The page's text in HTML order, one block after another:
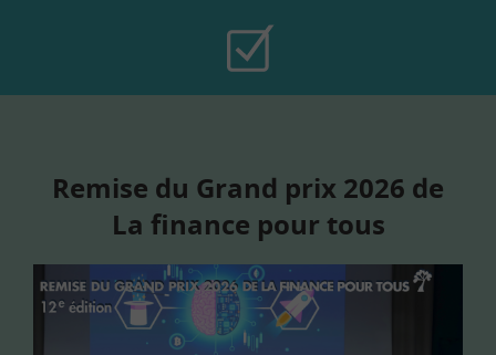
Remise du Grand prix 2026 de
La finance pour tous